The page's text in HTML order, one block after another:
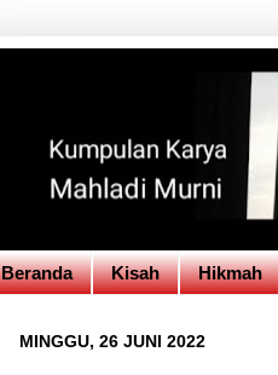
Beranda Kisah Hikmah
MINGGU, 26 JUNI 2022